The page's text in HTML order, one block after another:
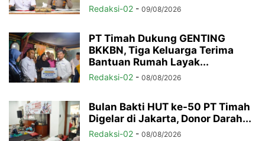
Redaksi-02 - 09/08/2026
PT Timah Dukung GENTING
BKKBN, Tiga Keluarga Terima
Bantuan Rumah Layak...
Redaksi-02 - 08/08/2026
Bulan Bakti HUT ke-50 PT Timah
Digelar di Jakarta, Donor Darah...
Redaksi-02 - 08/08/2026